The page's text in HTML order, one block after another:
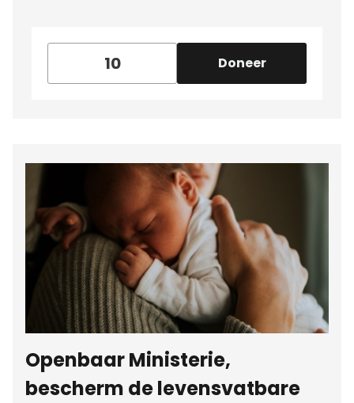
Doneer
Openbaar Ministerie,
bescherm de levensvatbare